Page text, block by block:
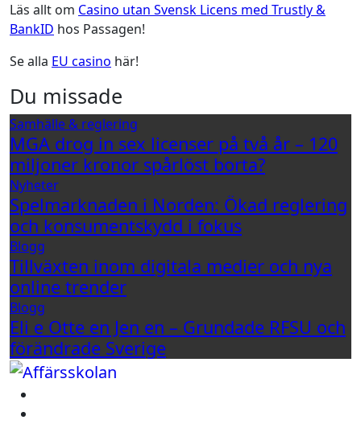
Läs allt om Casino utan Svensk Licens med Trustly &
BankID hos Passagen!
Se alla EU casino här!
Du missade
Samhälle & reglering
MGA drog in sex licenser på två år – 120
miljoner kronor spårlöst borta?
Nyheter
Spelmarknaden i Norden: Ökad reglering
och konsumentskydd i fokus
Blogg
Tillväxten inom digitala medier och nya
online trender
Blogg
Eli e Otte en Jen en – Grundade RFSU och
förändrade Sverige